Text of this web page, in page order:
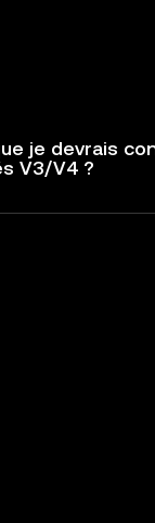
je devrais
V3/V4 ?